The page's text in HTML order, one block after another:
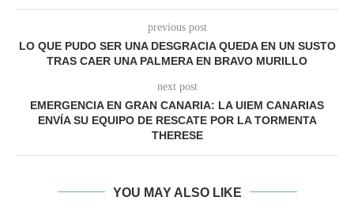
previous post
LO QUE PUDO SER UNA DESGRACIA QUEDA EN UN SUSTO
TRAS CAER UNA PALMERA EN BRAVO MURILLO
next post
EMERGENCIA EN GRAN CANARIA: LA UIEM CANARIAS
ENVÍA SU EQUIPO DE RESCATE POR LA TORMENTA
THERESE
YOU MAY ALSO LIKE